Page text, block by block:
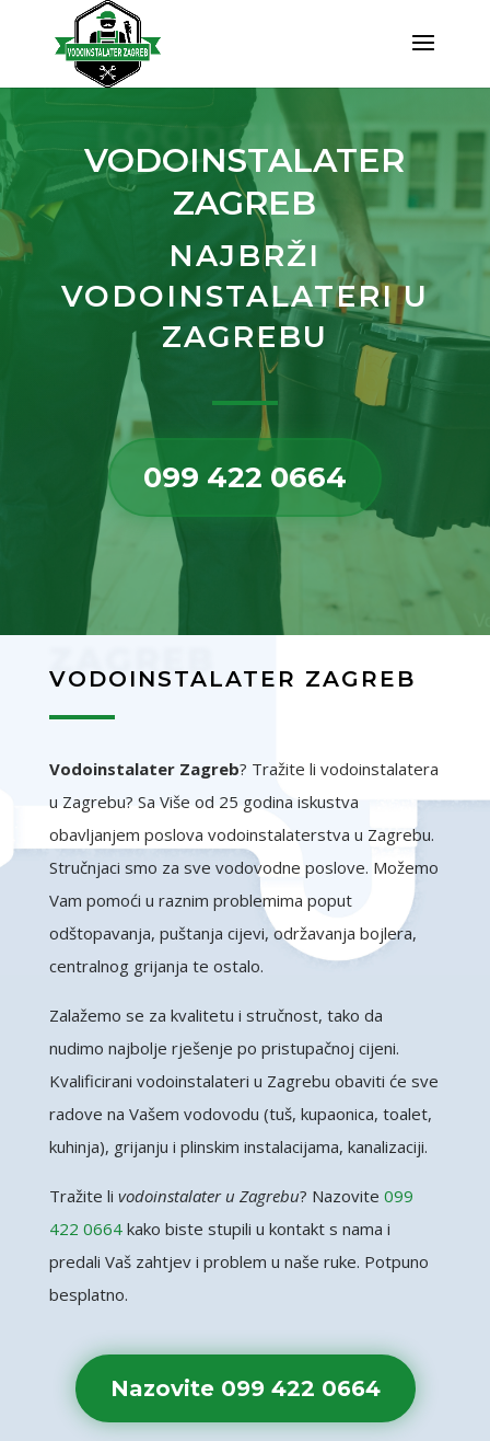
LOODGIETER
VODOINSTALATER
ZAGREB
NAJBRŽI
VODOINSTALATERI U
ZAGREBU
099 422 0664
VODOINSTALATER ZAGREB
Vodoinstalater Zagreb? Tražite li vodoinstalatera
u Zagrebu? Sa Više od 25 godina iskustva
obavljanjem poslova vodoinstalaterstva u Zagrebu.
Stručnjaci smo za sve vodovodne poslove. Možemo
Vam pomoći u raznim problemima poput
odštopavanja, puštanja cijevi, održavanja bojlera,
centralnog grijanja te ostalo.
Zalažemo se za kvalitetu i stručnost, tako da
nudimo najbolje rješenje po pristupačnoj cijeni.
Kvalificirani vodoinstalateri u Zagrebu obaviti će sve
radove na Vašem vodovodu (tuš, kupaonica, toalet,
kuhinja), grijanju i plinskim instalacijama, kanalizaciji.
Tražite li vodoinstalater u Zagrebu? Nazovite 099
422 0664kako biste stupili u kontakt s nama i
predali Vaš zahtjev i problem u naše ruke. Potpuno
besplatno.
Nazovite 099 422 0664